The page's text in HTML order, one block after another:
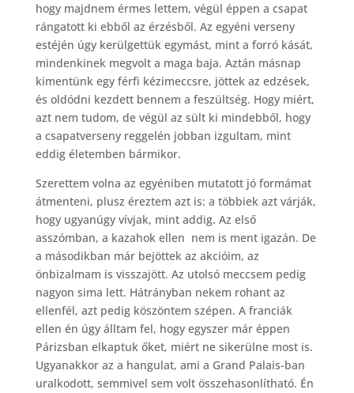
hogy majdnem érmes lettem, végül éppen a csapat
rángatott ki ebből az érzésből. Az egyéni verseny
estéjén úgy kerülgettük egymást, mint a forró kását,
mindenkinek megvolt a maga baja. Aztán másnap
kimentünk egy férfi kézimeccsre, jöttek az edzések,
és oldódni kezdett bennem a feszültség. Hogy miért,
azt nem tudom, de végül az sült ki mindebből, hogy
a csapatverseny reggelén jobban izgultam, mint
eddig életemben bármikor.
Szerettem volna az egyéniben mutatott jó formámat
átmenteni, plusz éreztem azt is: a többiek azt várják,
hogy ugyanúgy vívjak, mint addig. Az első
asszómban, a kazahok ellen nem is ment igazán. De
a másodikban már bejöttek az akcióim, az
önbizalmam is visszajött. Az utolsó meccsem pedig
nagyon sima lett. Hátrányban nekem rohant az
ellenfél, azt pedig köszöntem szépen. A franciák
ellen én úgy álltam fel, hogy egyszer már éppen
Párizsban elkaptuk őket, miért ne sikerülne most is.
Ugyanakkor az a hangulat, ami a Grand Palais-ban
uralkodott, semmivel sem volt összehasonlítható. Én